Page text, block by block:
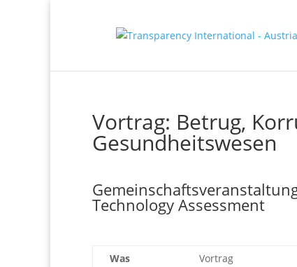
Vortrag: Betrug,
Gesundheitswesen
Technology Assessment
Was
Vortrag